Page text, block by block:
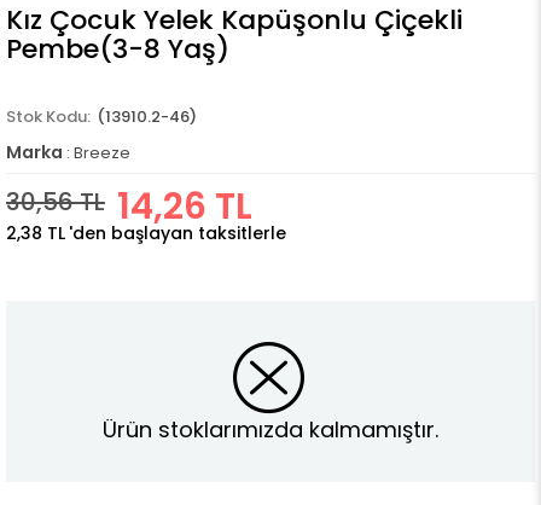
Kız Çocuk Yelek Kapüşonlu Çiçekli
Pembe(3-8 Yaş)
(13910.2-46)
Marka : Breeze
30,56 TL 14,26 TL
2,38 TL 'den başlayan taksitlerle
Ürün stoklarımızda kalmamıştır.